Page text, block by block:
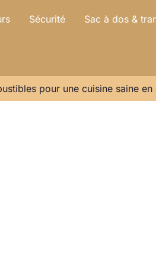
Sécurité Sac à dos &
pour une cuisine saine en